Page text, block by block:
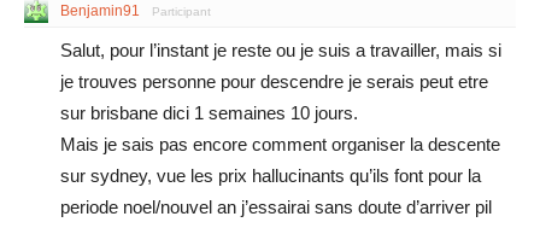
Benjamin91 Participant
Salut, pour l’instant je reste ou je suis a travailler, mais si
je trouves personne pour descendre je serais peut etre
sur brisbane dici 1 semaines 10 jours.
Mais je sais pas encore comment organiser la descente
sur sydney, vue les prix hallucinants qu’ils font pour la
periode noel/nouvel an j’essairai sans doute d’arriver pil